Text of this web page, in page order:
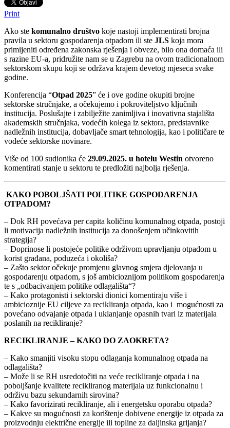
Print
Ako ste komunalno društvo koje nastoji implementirati brojna
pravila u sektoru gospodarenja otpadom ili ste JLS koja mora
primijeniti određena zakonska rješenja i obveze, bilo ona domaća ili
s razine EU-a, pridružite nam se u Zagrebu na ovom tradicionalnom
sektorskom skupu koji se održava krajem devetog mjeseca svake
godine.
Konferencija “Otpad 2025” će i ove godine okupiti brojne
sektorske stručnjake, a očekujemo i pokroviteljstvo ključnih
institucija. Poslušajte i zabilježite zanimljiva i inovativna stajališta
akademskih stručnjaka, vodećih kolega iz sektora, predstavnike
nadležnih institucija, dobavljače smart tehnologija, kao i političare te
vodeće sektorske novinare.
Više od 100 sudionika će 29.09.2025. u hotelu Westin otvoreno
komentirati stanje u sektoru te predložiti najbolja rješenja.
KAKO POBOLJŠATI POLITIKE GOSPODARENJA
OTPADOM?
– Dok RH povećava per capita količinu komunalnog otpada, postoji
li motivacija nadležnih institucija za donošenjem učinkovitih
strategija?
– Doprinose li postojeće politike održivom upravljanju otpadom u
korist građana, poduzeća i okoliša?
– Zašto sektor očekuje promjenu glavnog smjera djelovanja u
gospodarenju otpadom, s još ambicioznijom politikom gospodarenja
te s „odbacivanjem politike odlagališta“?
– Kako protagonisti i sektorski dionici komentiraju više i
ambicioznije EU ciljeve za recikliranja otpada, kao i mogućnosti za
povećano odvajanje otpada i uklanjanje opasnih tvari iz materijala
poslanih na recikliranje?
RECIKLIRANJE – KAKO DO ZAOKRETA?
– Kako smanjiti visoku stopu odlaganja komunalnog otpada na
odlagališta?
– Može li se RH usredotočiti na veće recikliranje otpada i na
poboljšanje kvalitete recikliranog materijala uz funkcionalnu i
održivu bazu sekundarnih sirovina?
– Kako favorizirati recikliranje, ali i energetsku oporabu otpada?
– Kakve su mogućnosti za korištenje dobivene energije iz otpada za
proizvodnju električne energije ili topline za daljinska grijanja?